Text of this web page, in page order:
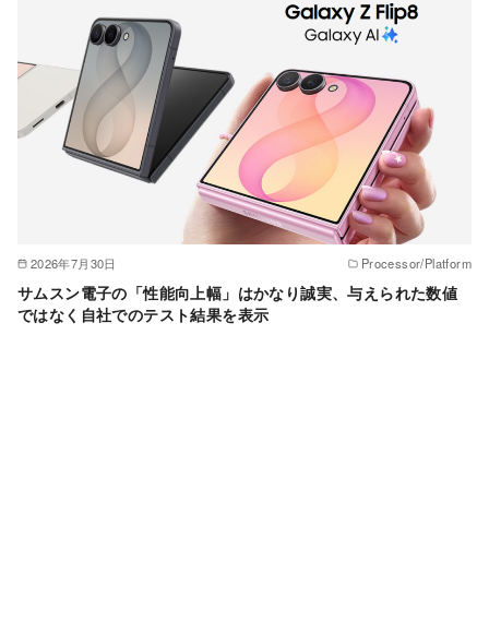
2026年7月30日 Processor/Platform
サムスン電子の「性能向上幅」はかなり誠実、与えられた数値
ではなく自社でのテスト結果を表示